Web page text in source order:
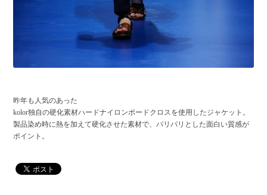
昨年も人気のあった
kolor独自の硬化素材ハードナイロンボードクロスを使用したジャケット。
製品染め時に熱を加えて硬化させた素材で、パリパリとした面白い質感が
ポイント。